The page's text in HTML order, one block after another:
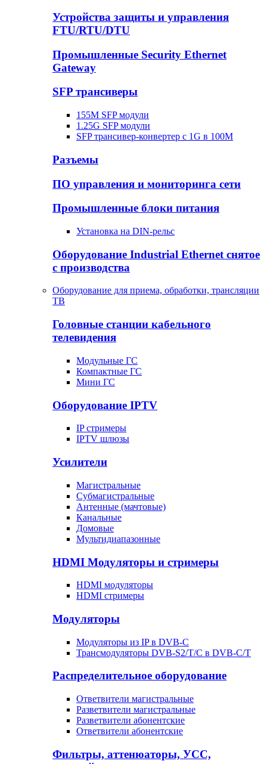
Устройства защиты и управления
FTU/RTU/DTU
Промышленные Security Ethernet
Gateway
SFP трансиверы
155M SFP модули
1.25G SFP модули
SFP трансивер-конвертер с 1G в 100М
Разъемы
ПО управления и мониторинга сети
Промышленные блоки питания
Установка на DIN-рельс
Оборудование Industrial Ethernet снятое
с производства
Оборудование для приема, обработки, трансляции
ТВ
Головные станции кабельного
телевидения
Модульные ГС
Компактные ГС
Мини ГС
Оборудование IPTV
IP стримеры
IPTV шлюзы
Усилители
Магистральные
Субмагистральные
Антенные (мачтовые)
Канальные
Домовые
Мультидиапазонные
HDMI Модуляторы и стримеры
HDMI модуляторы
HDMI стримеры
Модуляторы
Модуляторы из IP в DVB-C
Трансмодуляторы DVB-S2/T/C в DVB-C/T
Распределительное оборудование
Ответвители магистральные
Разветвители магистральные
Разветвители абонентские
Ответвители абонентские
Фильтры, аттенюаторы, УСС,